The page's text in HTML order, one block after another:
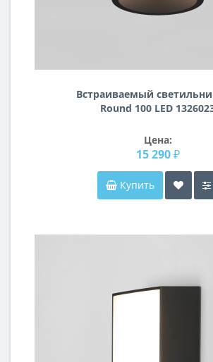
Встраиваемый
Round 100 LED
Цена:
15 290 ₽
Купить